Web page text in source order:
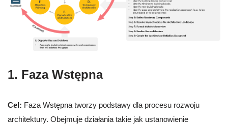
1. Faza Wstępna
Cel: Faza Wstępna tworzy podstawy dla procesu rozwoju
architektury. Obejmuje działania takie jak ustanowienie